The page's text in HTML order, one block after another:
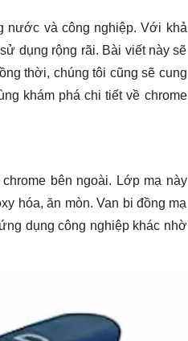
nước và công nghiệp. Với khả
dụng rộng rãi. Bài viết này sẽ
thời, chúng tôi cũng sẽ cung
khám phá chi tiết về chrome
bên ngoài. Lớp mạ này
hóa, ăn mòn. Van bi đồng mạ
dụng công nghiệp khác nhờ